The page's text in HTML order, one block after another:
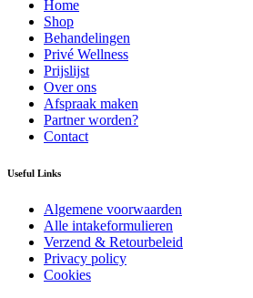
Home
Shop
Behandelingen
Privé Wellness
Prijslijst
Over ons
Afspraak maken
Partner worden?
Contact
Useful Links
Algemene voorwaarden
Alle intakeformulieren
Verzend & Retourbeleid
Privacy policy
Cookies